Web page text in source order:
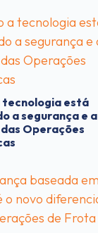
tecnologia está
a segurança e a
Operações